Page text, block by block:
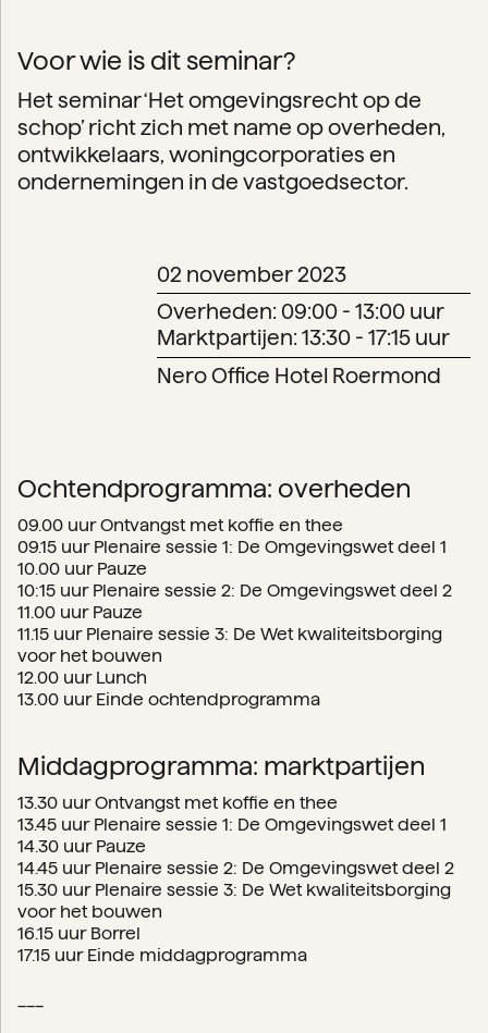
Voor wie is dit seminar?
Het seminar ‘Het omgevingsrecht op de
schop’ richt zich met name op overheden,
ontwikkelaars, woningcorporaties en
ondernemingen in de vastgoedsector.
02 november 2023
Overheden: 09:00 - 13:00 uur
Marktpartijen: 13:30 - 17:15 uur
Nero Office Hotel Roermond
Ochtendprogramma: overheden
09.00 uur Ontvangst met koffie en thee
09.15 uur Plenaire sessie 1: De Omgevingswet deel 1
10.00 uur Pauze
10:15 uur Plenaire sessie 2: De Omgevingswet deel 2
11.00 uur Pauze
11.15 uur Plenaire sessie 3: De Wet kwaliteitsborging
voor het bouwen
12.00 uur Lunch
13.00 uur Einde ochtendprogramma
Middagprogramma: marktpartijen
13.30 uur Ontvangst met koffie en thee
13.45 uur Plenaire sessie 1: De Omgevingswet deel 1
14.30 uur Pauze
14.45 uur Plenaire sessie 2: De Omgevingswet deel 2
15.30 uur Plenaire sessie 3: De Wet kwaliteitsborging
voor het bouwen
16.15 uur Borrel
17.15 uur Einde middagprogramma